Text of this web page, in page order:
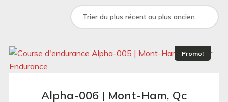
Promo!
Alpha-006 | Mont-Ham, Qc